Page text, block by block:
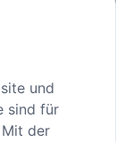
und
sind für
der